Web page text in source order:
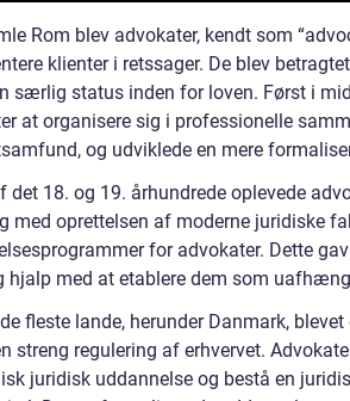
Rom blev advokater, kendt som
klienter i retssager. De blev
særlig status inden for loven. Først i
at organisere sig i professionelle
og udviklede en mere
det 18. og 19. århundrede oplevede
med oprettelsen af moderne juridiske
for advokater. Dette
hjalp med at etablere dem som
fleste lande, herunder Danmark,
streng regulering af erhvervet.
juridisk uddannelse og bestå en